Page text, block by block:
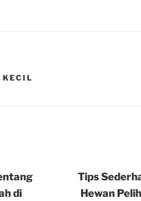
KECIL
di
Tips
Hewan